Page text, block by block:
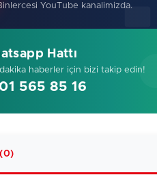
YouTube kanalimizda.
Hattı
haberler için bizi takip edin!
565 85 16
(0)